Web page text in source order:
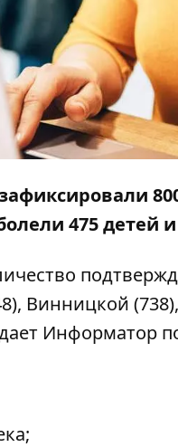
475 детей
Винницкой
Информатор